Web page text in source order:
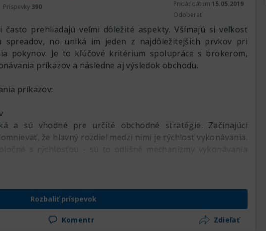
Príspevky 390 Pridať dátum 15.05.2019
Odoberať
často prehliadajú veľmi dôležité aspekty. Všímajú si veľkosť
spreadov, no uniká im jeden z najdôležitejších prvkov pri
pokynov. Je to kľúčové kritérium spolupráce s brokerom,
príkazov a následne aj výsledok obchodu.
príkazov:
a sú vhodné pre určité obchodné stratégie. Začínajúci
že hlavný rozdiel medzi nimi je rýchlosť vykonávania.
s rýchlosťou - sú to odlišné mechanizmy vykonávania
Rozbaliť príspevok
Komentr Zdieľať